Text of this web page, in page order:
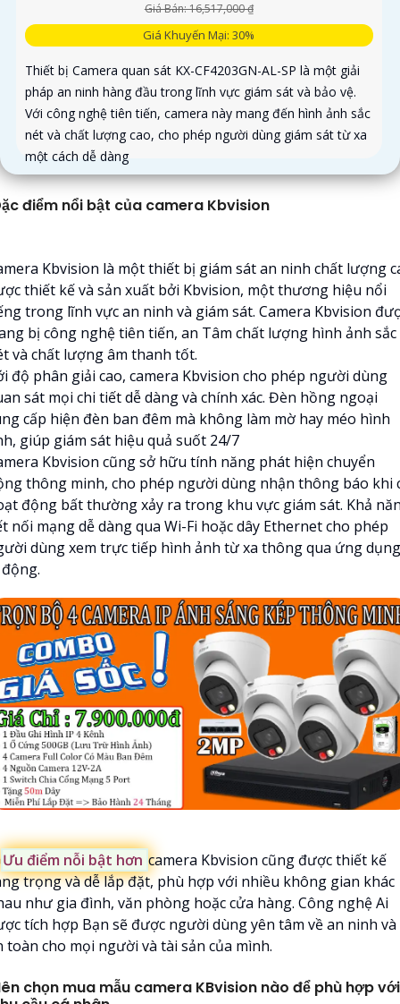
Giá Bán: 16,517,000 ₫
Giá Khuyến Mại: 30%
Thiết bị Camera quan sát KX-CF4203GN-AL-SP là một giải
pháp an ninh hàng đầu trong lĩnh vực giám sát và bảo vệ.
Với công nghệ tiên tiến, camera này mang đến hình ảnh sắc
nét và chất lượng cao, cho phép người dùng giám sát từ xa
một cách dễ dàng
điểm nổi bật của camera Kbvision
Kbvision là một thiết bị giám sát an ninh chất lượng
thiết kế và sản xuất bởi Kbvision, một thương hiệu nổi
trong lĩnh vực an ninh và giám sát. Camera Kbvision
bị công nghệ tiên tiến, an Tâm chất lượng hình ảnh sắc
và chất lượng âm thanh tốt.
độ phân giải cao, camera Kbvision cho phép người dùng
sát mọi chi tiết dễ dàng và chính xác. Đèn hồng ngoại
cấp hiện đèn ban đêm mà không làm mờ hay méo hình
giúp giám sát hiệu quả suốt 24/7
Kbvision cũng sở hữu tính năng phát hiện chuyển
thông minh, cho phép người dùng nhận thông báo khi
động bất thường xảy ra trong khu vực giám sát. Khả
nối mạng dễ dàng qua Wi-Fi hoặc dây Ethernet cho phép
dùng xem trực tiếp hình ảnh từ xa thông qua ứng dụng
Ưu điểm nỗi bật hơn camera Kbvision cũng được thiết kế
trọng và dễ lắp đặt, phù hợp với nhiều không gian khác
như gia đình, văn phòng hoặc cửa hàng. Công nghệ Ai
tích hợp Bạn sẽ được người dùng yên tâm về an ninh và
toàn cho mọi người và tài sản của mình.
chọn mua mẫu camera KBvision nào để phù hợp với